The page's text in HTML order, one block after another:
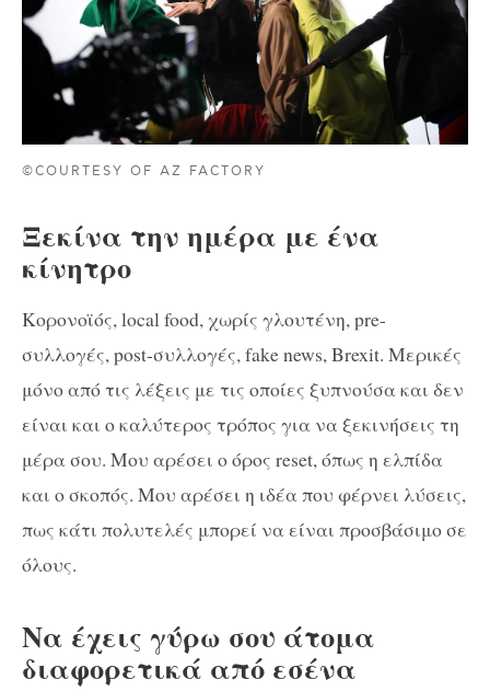
©COURTESY OF AZ FACTORY
Ξεκίνα την ημέρα με ένα
κίνητρο
Κορονοϊός, local food, χωρίς γλουτένη, pre-
συλλογές, post-συλλογές, fake news, Brexit. Μερικές
μόνο από τις λέξεις με τις οποίες ξυπνούσα και δεν
είναι και ο καλύτερος τρόπος για να ξεκινήσεις τη
μέρα σου. Μου αρέσει ο όρος reset, όπως η ελπίδα
και ο σκοπός. Μου αρέσει η ιδέα που φέρνει λύσεις,
πως κάτι πολυτελές μπορεί να είναι προσβάσιμο σε
όλους.
Να έχεις γύρω σου άτομα
διαφορετικά από εσένα